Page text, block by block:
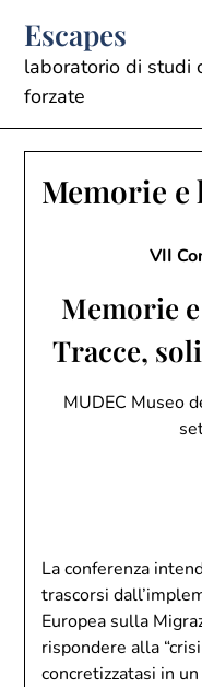
content
Escapes
laboratorio di studi
forzate
Memorie e
VII
Memorie
Tracce,
MUDEC Museo
La conferenza
trascorsi
Europea sulla
rispondere alla
concretizzatasi in